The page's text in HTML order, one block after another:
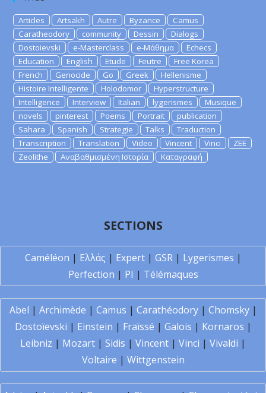
Articles Artsakh Autre Byzance
Camus
Caratheodory
community Dessin
Dialogs
Dostoievski
e-Masterclass e-Μάθημα
Echecs
Education
English Etude Feutre
Free Korea
French
Genocide Go Greek
Hellenisme
Histoire Intelligente
Holodomor
Hyperstructure
Intelligence
Interview Italian lygerismes
Musique
novels
pinterest Poems Portrait
publication
Sahara
Spanish Strategie Talks
Traduction
Transcription
Translation Video Vincent Vinci
ZEE
Zeolithe
Αναβαθμισμένη Ιστορία Καταγραφή
SECTIONS
Caméléon | Ελλάς | Expert| GSR| Lygerismes |
Perfection | PI | Télémaques
Abel | Archimède | Camus | Carathéodory| Chomsky|
Dostoïevski | Einstein | Fraïssé | Galois | Kornaros |
Leibniz | Mozart | Sidis | Vincent | Vinci | Vivaldi |
Voltaire | Wittgenstein